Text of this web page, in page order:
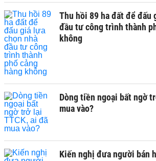
Thu hồi 89 ha đất để đấu
đầu tư công trình thành
không
Dòng tiền ngoại bất ngờ
mua vào?
Kiến nghị đưa người bán